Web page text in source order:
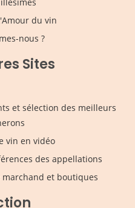
du vin
nous ?
Sites
et sélection des meilleurs
vin en vidéo
des appellations
et boutiques